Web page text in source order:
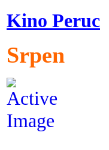
Kino Peruc
Srpen